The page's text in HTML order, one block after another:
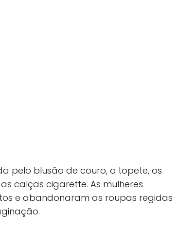
pelo blusão de couro, o topete, os
calças cigarette. As mulheres
e abandonaram as roupas regidas